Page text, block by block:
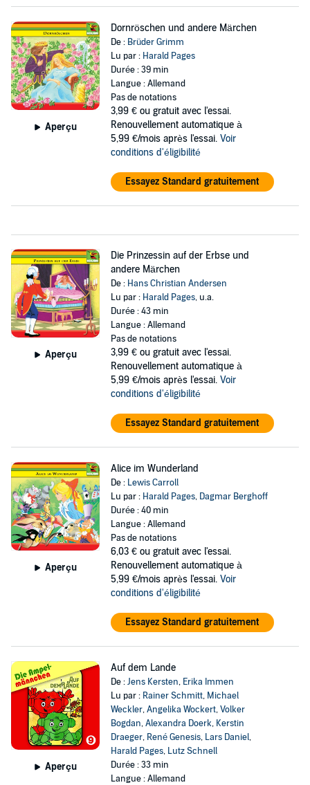
Aperçu
Dornröschen und andere Märchen
De : Brüder Grimm
Lu par : Harald Pages
Durée : 39 min
Langue : Allemand
Pas de notations
3,99 € ou gratuit avec l'essai.
Renouvellement automatique à
5,99 €/mois après l'essai. Voir
conditions d'éligibilité
Essayez Standard gratuitement
Aperçu
Die Prinzessin auf der Erbse und
andere Märchen
De : Hans Christian Andersen
Lu par : Harald Pages, u.a.
Durée : 43 min
Langue : Allemand
Pas de notations
3,99 € ou gratuit avec l'essai.
Renouvellement automatique à
5,99 €/mois après l'essai. Voir
conditions d'éligibilité
Essayez Standard gratuitement
Aperçu
Alice im Wunderland
De : Lewis Carroll
Lu par : Harald Pages, Dagmar Berghoff
Durée : 40 min
Langue : Allemand
Pas de notations
6,03 € ou gratuit avec l'essai.
Renouvellement automatique à
5,99 €/mois après l'essai. Voir
conditions d'éligibilité
Essayez Standard gratuitement
Aperçu
Auf dem Lande
De :Jens Kersten, Erika Immen
Lu par : Rainer Schmitt, Michael
Weckler,Angelika Wockert,Volker
Bogdan,Alexandra Doerk, Kerstin
Draeger, René Genesis, Lars Daniel,
Harald Pages, Lutz Schnell
Durée : 33 min
Langue : Allemand